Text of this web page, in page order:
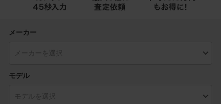
メーカー
モデル